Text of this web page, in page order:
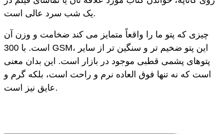
یک شب سرد عالی است.
چیزی که پتو ما را واقعاً متمایز می کند ضخامت و وزن آن
است. با 300 GSM، این پتو ضخیم تر و سنگین تر از سایر
پتوهای پشمی قطبی موجود در بازار است. این بدان معنی
است که نه تنها فوق العاده نرم و راحت است، بلکه گرم و
عایق نیز است.